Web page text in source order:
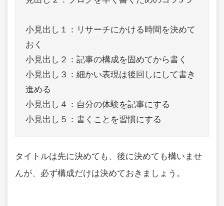
小見出し１：リサーチにかける時間を決めて
おく
小見出し２：記事の構成を固めてから書く
小見出し３：細かい表現は後回しにして書き
進める
小見出し４：自分の体験を記事にする
小見出し５：書くことを習慣にする
タイトルは先に決めても、後に決めても構いませ
んが、必ず構成だけは決めておきましょう。